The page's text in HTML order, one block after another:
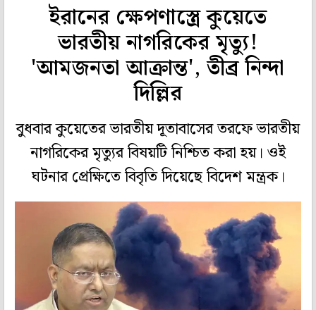
ইরানের ক্ষেপণাস্ত্রে কুয়েতে
ভারতীয় নাগরিকের মৃত্যু!
'আমজনতা আক্রান্ত', তীব্র নিন্দা
দিল্লির
বুধবার কুয়েতের ভারতীয় দূতাবাসের তরফে ভারতীয়
নাগরিকের মৃত্যুর বিষয়টি নিশ্চিত করা হয়। ওই
ঘটনার প্রেক্ষিতে বিবৃতি দিয়েছে বিদেশ মন্ত্রক।